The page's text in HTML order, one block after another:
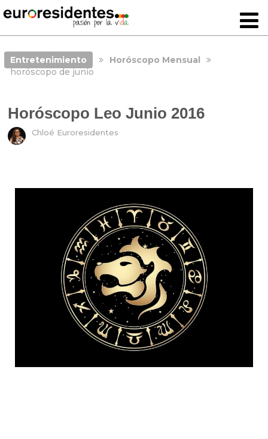
Entretenimiento
Horóscopo Mensual
horóscopo de junio
Horóscopo Leo Junio 2016
Chloé Euroresidentes